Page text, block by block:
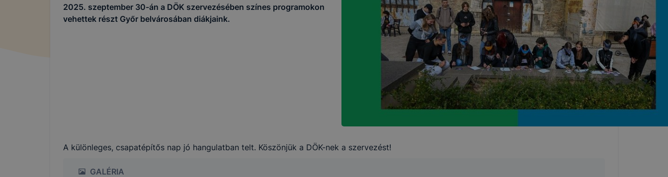
2025. szeptember 30-án a DÖK szervezésében színes programokon
vehettek részt Győr belvárosában diákjaink.
A különleges, csapatépítős nap jó hangulatban telt. Köszönjük a DÖK-nek a szervezést!
GALÉRIA